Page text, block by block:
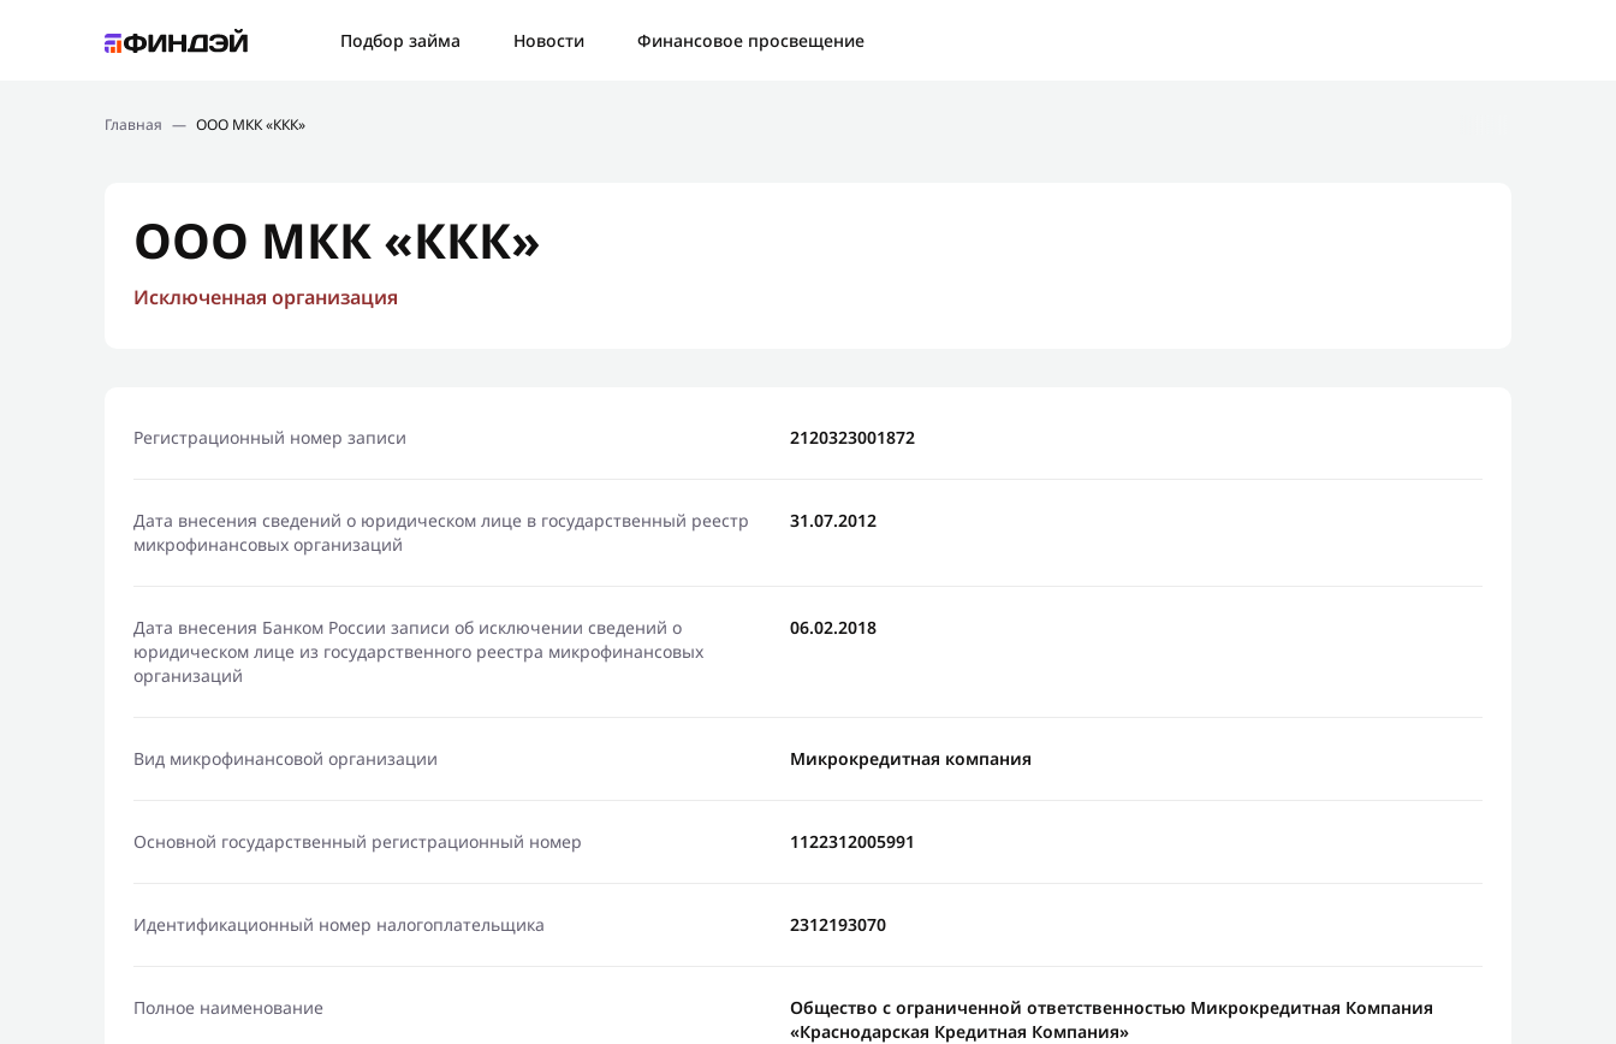
Подбор займа Новости
Финансовое просвещение
Новости
Главная — ООО МКК «ККК»
ООО МКК «ККК»
Исключенная организация
Регистрационный номер записи 2120323001872
Дата внесения сведений о юридическом лице в государственный реестр
микрофинансовых организаций
31.07.2012
Дата внесения Банком России записи об исключении сведений о
юридическом лице из государственного реестра микрофинансовых
организаций
06.02.2018
Вид микрофинансовой организации Микрокредитная компания
Основной государственный регистрационный номер 1122312005991
Идентификационный номер налогоплательщика 2312193070
Полное наименование
Общество с ограниченной ответственностью Микрокредитная Компания
«Краснодарская Кредитная Компания»
Ошибка: Контактная форма не найдена.